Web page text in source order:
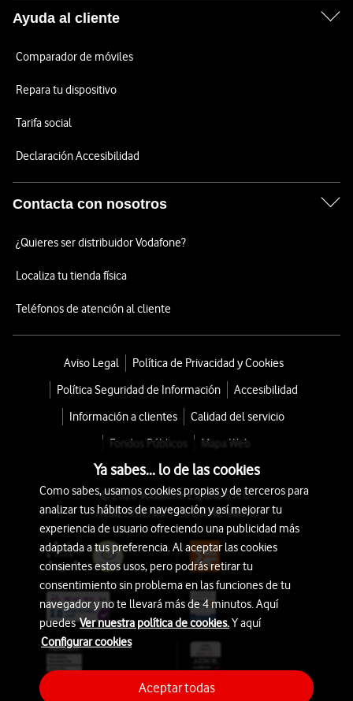
Ayuda al cliente
Comparador de móviles
Repara tu dispositivo
Tarifa social
Declaración Accesibilidad
Contacta con nosotros
¿Quieres ser distribuidor Vodafone?
Localiza tu tienda física
Teléfonos de atención al cliente
Aviso Legal
Política de Privacidad y Cookies
Política Seguridad de Información
Accesibilidad
Información a clientes
Calidad del servicio
Fondos Públicos
Mapa Web
© 2026 Vodafone España S.A.U.
Avda. América 115, 28042 Madrid
Ya sabes... lo de las cookies
Como sabes, usamos cookies propias y de terceros para
analizar tus hábitos de navegación y así mejorar tu
experiencia de usuario ofreciendo una publicidad más
adaptada a tus preferencia. Al aceptar las cookies
consientes estos usos, pero podrás retirar tu
consentimiento sin problema en las funciones de tu
navegador y no te llevará más de 4 minutos. Aquí
puedesVer nuestra política de cookies.Y aquí
Configurar cookies
Aceptar todas